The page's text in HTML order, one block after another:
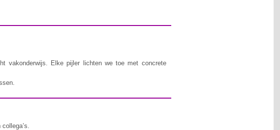
vakonderwijs. Elke pijler lichten we toe met concrete